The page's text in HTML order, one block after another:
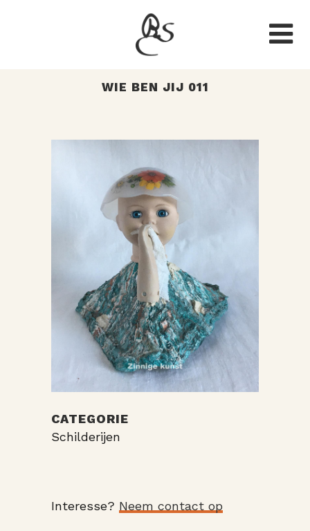
WIE BEN JIJ 011
CATEGORIE
Schilderijen
Interesse? Neem contact op